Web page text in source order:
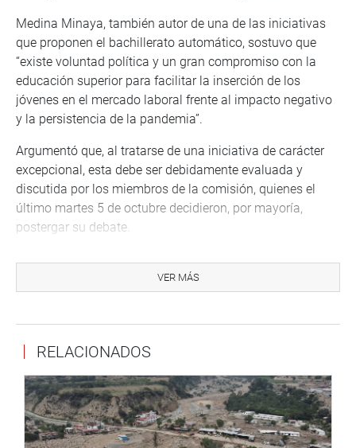
Medina Minaya, también autor de una de las iniciativas
que proponen el bachillerato automático, sostuvo que
“existe voluntad política y un gran compromiso con la
educación superior para facilitar la inserción de los
jóvenes en el mercado laboral frente al impacto negativo
y la persistencia de la pandemia”.
Argumentó que, al tratarse de una iniciativa de carácter
excepcional, esta debe ser debidamente evaluada y
discutida por los miembros de la comisión, quienes el
último martes 5 de octubre decidieron, por mayoría,
postergar su debate.
En ese sentido, el legislador informó que continúa
desarrollado diversas mesas de trabajo para escuchar la
problemática de los estudiantes de universidades
representantes universitarios de las regiones del norte,
centro, sur y oriente.
LA PROPUESTA
Los proyectos de ley, planteados por cuatro bancadas
VER MÁS
RELACIONADOS